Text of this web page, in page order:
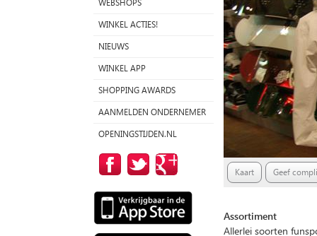
WEBSHOPS
WINKEL ACTIES!
NIEUWS
WINKEL APP
SHOPPING AWARDS
AANMELDEN ONDERNEMER
OPENINGSTIJDEN.NL
Kaart Geef
Assortiment
Allerlei soorten